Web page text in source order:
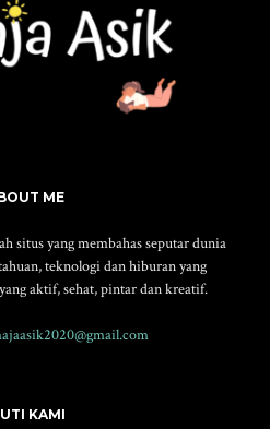
ME
situs yang membahas seputar dunia
teknologi dan hiburan yang
aktif, sehat, pintar dan kreatif.
KAMI